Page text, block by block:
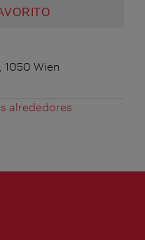
1050 Wien
alrededores